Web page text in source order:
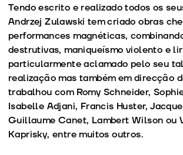
Tendo escrito e realizado todos os
Andrzej Zulawski tem criado obras
performances magnéticas,
destrutivas, maniqueísmo violento e
particularmente aclamado pelo seu
realização mas também em direcção
trabalhou com Romy Schneider,
Isabelle Adjani, Francis Huster,
Guillaume Canet, Lambert Wilson ou
Kaprisky, entre muitos outros.